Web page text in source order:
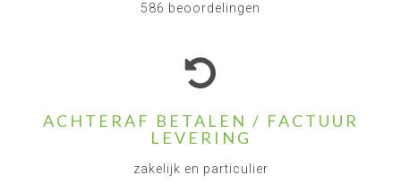
586 beoordelingen
ACHTERAF BETALEN / FACTUUR
LEVERING
zakelijk en particulier